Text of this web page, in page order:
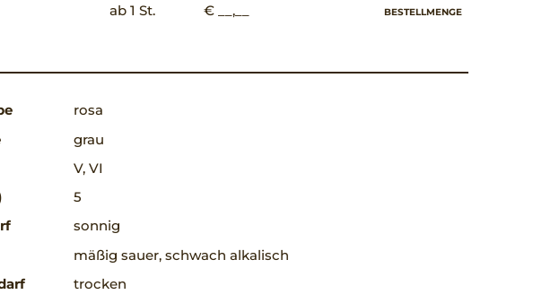
ab 1 St. € __,__ BESTELLMENGE
rosa
grau
V, VI
5
sonnig
mäßig sauer, schwach alkalisch
trocken